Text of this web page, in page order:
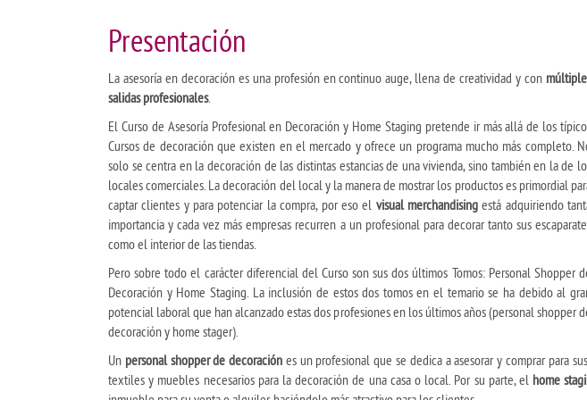
Presentación
La asesoría en decoración es una profesión en continuo auge, llena de creatividad y con
salidas profesionales.
El Curso de Asesoría Profesional en Decoración y Home Staging pretende ir más allá de los
Cursos de decoración que existen en el mercado y ofrece un programa mucho más completo.
solo se centra en la decoración de las distintas estancias de una vivienda, sino también en la de
locales comerciales. La decoración del local y la manera de mostrar los productos es primordial
captar clientes y para potenciar la compra, por eso el visual merchandisingestá adquiriendo
importancia y cada vez más empresas recurren a un profesional para decorar tanto sus
como el interior de las tiendas.
Pero sobre todo el carácter diferencial del Curso son sus dos últimos Tomos: Personal Shopper
Decoración y Home Staging. La inclusión de estos dos tomos en el temario se ha debido al
potencial laboral que han alcanzado estas dos profesiones en los últimos años (personal shopper
decoración y home stager).
Un personal shopper de decoración es un profesional que se dedica a asesorar y comprar para
textiles y muebles necesarios para la decoración de una casa o local. Por su parte, el home